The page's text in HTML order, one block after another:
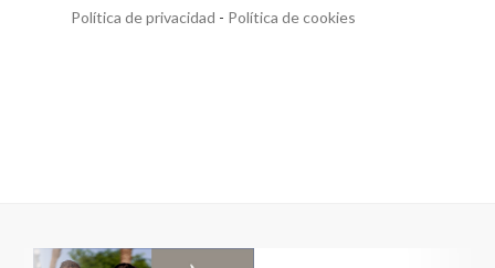
Política de privacidad - Política de cookies